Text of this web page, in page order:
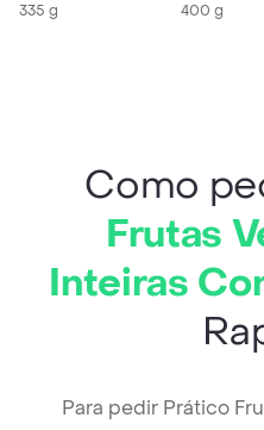
335 g
400 g
Como
Frutas
Inteiras
Para pedir Prático